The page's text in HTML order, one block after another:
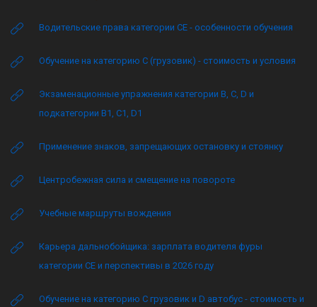
Водительские права категории CE - особенности обучения
Обучение на категорию C (грузовик) - стоимость и условия
Экзаменационные упражнения категории B, C, D и
подкатегории B1, C1, D1
Применение знаков, запрещающих остановку и стоянку
Центробежная сила и смещение на повороте
Учебные маршруты вождения
Карьера дальнобойщика: зарплата водителя фуры
категории CE и перспективы в 2026 году
Обучение на категорию C грузовик и D автобус - стоимость и